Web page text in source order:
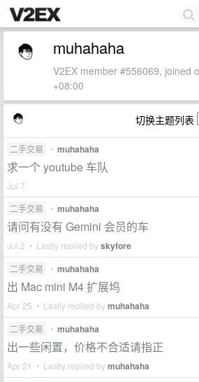
muhahaha
V2EX member #556069, joined
+08:00
切换主题列表
二手交易 • muhahaha
求一个 youtube 车队
Jul 7
二手交易
• muhahaha
请问有没有 Gemini 会员的车
Jul 2 • Lastly replied byskyfore
二手交易 • muhahaha
出 Mac mini M4 扩展坞
Apr 25 • Lastly replied bymuhahaha
二手交易 • muhahaha
出一些闲置，价格不合适请指正
Apr 21 • Lastly replied bymuhahaha